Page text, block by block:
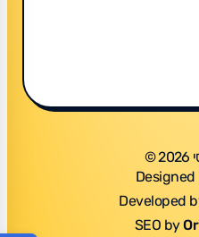
Developed
SEO by